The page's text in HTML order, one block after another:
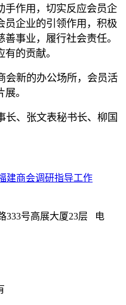
手作用，切实反应会员企
员企业的引领作用，积极
事业，履行社会责任。
的贡献。
会新的办公场所，会员活
。
长、张文表秘书长、柳国
建商会调研指导工作
333号高展大厦23层 电